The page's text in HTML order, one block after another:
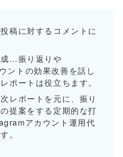
稿に対するコメントに
…振り返りや
ントの効果改善を話し
ポートは役立ちます。
レポートを元に、振り
提案をする定期的な打
アカウント運用代
。